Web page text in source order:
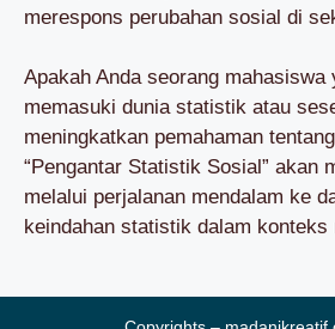
merespons perubahan sosial di
Apakah Anda seorang mahasiswa
memasuki dunia statistik atau
meningkatkan pemahaman
“Pengantar Statistik Sosial” akan
melalui perjalanan mendalam ke
keindahan statistik dalam konteks